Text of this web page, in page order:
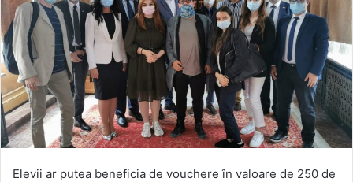
Elevii ar putea beneficia de vouchere în valoare de 250 de